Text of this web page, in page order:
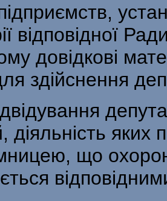
відповідної
довідкові
здійснення
діяльність
що